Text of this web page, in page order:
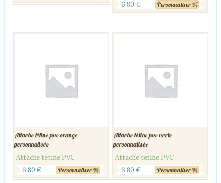
6,80 € Personnaliser
Attache tétine pvc orange
personnalisée
Attache tetine PVC
6,80 € Personnaliser
Attache tétine pvc verte
personnalisée
Attache tetine PVC
6,80 € Personnaliser